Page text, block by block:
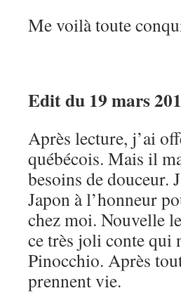
Me voilà toute
Edit du 19 mars
Après lecture, j’ai
québécois. Mais il
besoins de douceur.
Japon à l’honneur
chez moi. Nouvelle
ce très joli conte qui
Pinocchio. Après
prennent vie.